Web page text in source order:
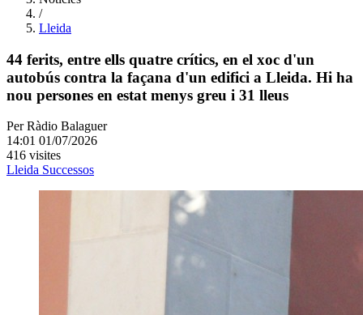
/
Lleida
44 ferits, entre ells quatre crítics, en el xoc d'un
autobús contra la façana d'un edifici a Lleida. Hi ha
nou persones en estat menys greu i 31 lleus
Per Ràdio Balaguer
14:01 01/07/2026
416 visites
Lleida Successos